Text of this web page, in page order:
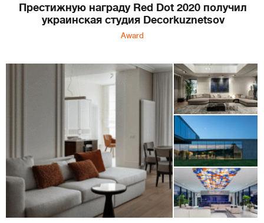
Престижную награду Red Dot 2020 получил
украинская студия Decorkuznetsov
Award